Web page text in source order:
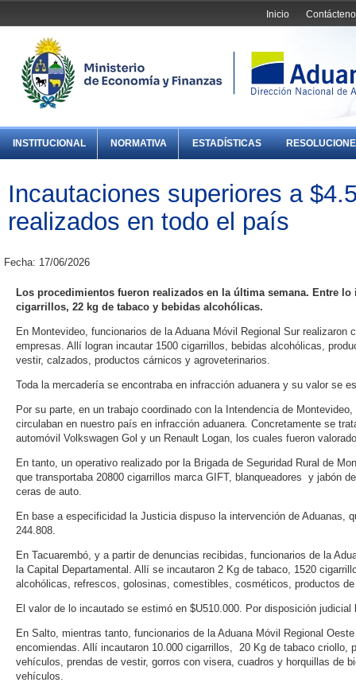
Inicio
INSTITUCIONAL NORMATIVA ESTADÍSTICAS
Incautaciones superiores a
realizados en todo el país
Fecha: 17/06/2026
Los procedimientos fueron realizados en la última semana. Entre lo
cigarrillos, 22 kg de tabaco y bebidas alcohólicas.
En Montevideo, funcionarios de la Aduana Móvil Regional Sur realizaron
empresas. Allí logran incautar 1500 cigarrillos, bebidas alcohólicas,
vestir, calzados, productos cárnicos y agroveterinarios.
Toda la mercadería se encontraba en infracción aduanera y su valor se
Por su parte, en un trabajo coordinado con la Intendencia de
circulaban en nuestro país en infracción aduanera. Concretamente se
automóvil Volkswagen Gol y un Renault Logan, los cuales fueron
En tanto, un operativo realizado por la Brigada de Seguridad Rural de
que transportaba 20800 cigarrillos marca GIFT, blanqueadores y jabón
ceras de auto.
En base a especificidad la Justicia dispuso la intervención de Aduanas,
244.808.
En Tacuarembó, y a partir de denuncias recibidas, funcionarios de la
la Capital Departamental. Allí se incautaron 2 Kg de tabaco, 1520
alcohólicas, refrescos, golosinas, comestibles, cosméticos, productos
El valor de lo incautado se estimó en $U510.000. Por disposición
En Salto, mientras tanto, funcionarios de la Aduana Móvil Regional
encomiendas. Allí incautaron 10.000 cigarrillos, 20 Kg de tabaco criollo,
vehículos, prendas de vestir, gorros con visera, cuadros y horquillas de
vehículos.